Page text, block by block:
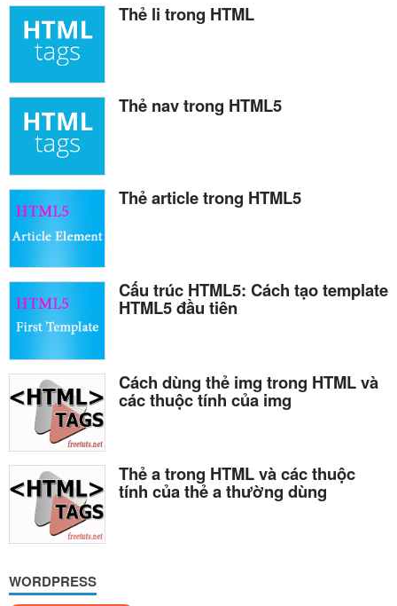
Thẻ li trong HTML
Thẻ nav trong HTML5
Thẻ article trong HTML5
Cấu trúc HTML5: Cách tạo template
HTML5 đầu tiên
Cách dùng thẻ img trong HTML và
các thuộc tính của img
Thẻ a trong HTML và các thuộc
tính của thẻ a thường dùng
WORDPRESS